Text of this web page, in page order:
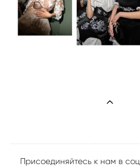
Присоединяйтесь к нам в